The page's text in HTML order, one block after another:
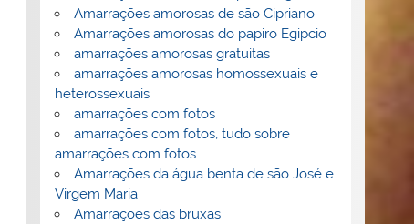
Amarrações amorosas de são Cipriano
Amarrações amorosas do papiro Egipcio
amarrações amorosas gratuitas
amarrações amorosas homossexuais e
heterossexuais
amarrações com fotos
amarrações com fotos, tudo sobre
amarrações com fotos
Amarrações da água benta de são José e
Virgem Maria
Amarrações das bruxas